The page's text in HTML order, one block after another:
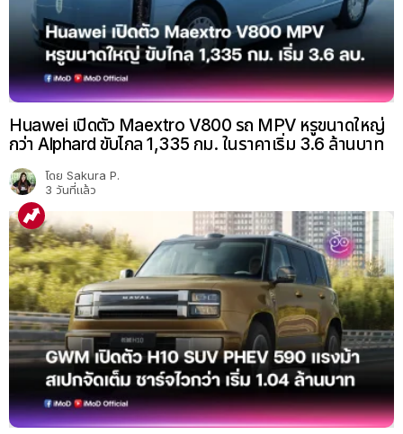
Huawei เปิดตัว Maextro V800 รถ MPV หรูขนาดใหญ่
กว่า Alphard ขับไกล 1,335 กม. ในราคาเริ่ม 3.6 ล้านบาท
โดย Sakura P.
3 วันที่แล้ว